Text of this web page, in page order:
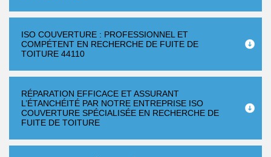
ISO COUVERTURE : PROFESSIONNEL ET
COMPÉTENT EN RECHERCHE DE FUITE DE
TOITURE 44110
RÉPARATION EFFICACE ET ASSURANT
L’ÉTANCHÉITÉ PAR NOTRE ENTREPRISE ISO
COUVERTURE SPÉCIALISÉE EN RECHERCHE DE
FUITE DE TOITURE